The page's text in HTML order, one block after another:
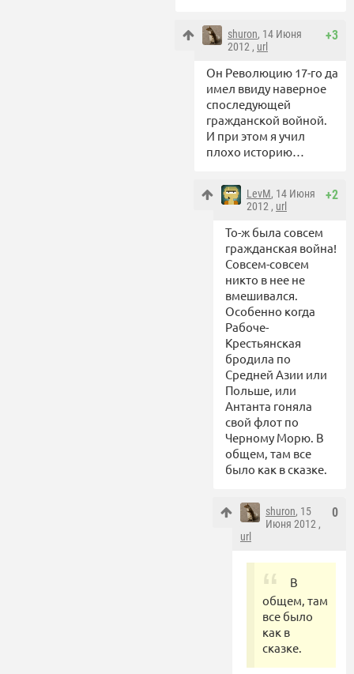
+3
shuron, 14 Июня
2012 , url
Он Революцию 17-го да
имел ввиду наверное
споследующей
гражданской войной.
И при этом я учил
плохо историю…
+2
LevM, 14 Июня
2012 , url
То-ж была совсем
гражданская война!
Совсем-совсем
никто в нее не
вмешивался.
Особенно когда
Рабоче-
Крестьянская
бродила по
Средней Азии или
Польше, или
Антанта гоняла
свой флот по
Черному Морю. В
общем, там все
было как в сказке.
0
shuron, 15
Июня 2012 ,
url
В
общем, там
все было
как в
сказке.